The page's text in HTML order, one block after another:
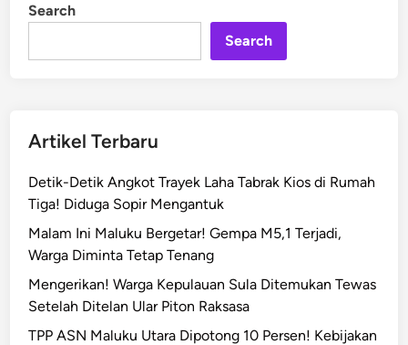
P
T
R
e
s
m
i
D
i
Search
Search
Artikel Terbaru
Detik-Detik Angkot Trayek Laha Tabrak Kios di Rumah
Tiga! Diduga Sopir Mengantuk
Malam Ini Maluku Bergetar! Gempa M5,1 Terjadi,
Warga Diminta Tetap Tenang
Mengerikan! Warga Kepulauan Sula Ditemukan Tewas
Setelah Ditelan Ular Piton Raksasa
TPP ASN Maluku Utara Dipotong 10 Persen! Kebijakan